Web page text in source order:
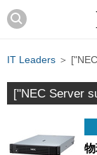
IT Leaders ＞
["NEC Server